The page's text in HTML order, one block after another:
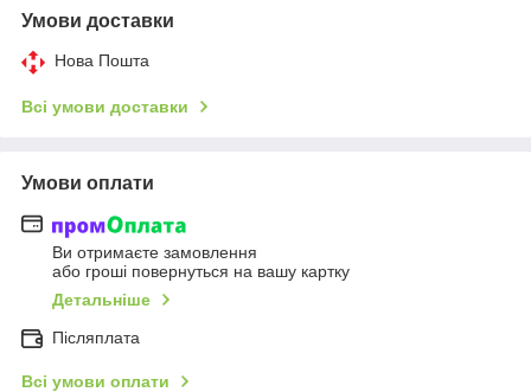
Умови доставки
Нова Пошта
Всі умови доставки
Умови оплати
Ви отримаєте замовлення
або гроші повернуться на вашу картку
Детальніше
Післяплата
Всі умови оплати